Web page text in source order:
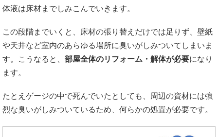
体液は床材までしみこんでいきます。
この段階までいくと、床材の張り替えだけでは足りず、壁紙
や天井など室内のあらゆる場所に臭いがしみついてしまいま
す。こうなると、 部屋全体のリフォーム・解体が必要になり
ます。
たとえゲージの中で死んでいたとしても、周辺の資材には強
烈な臭いがしみついているため、何らかの処置が必要です。